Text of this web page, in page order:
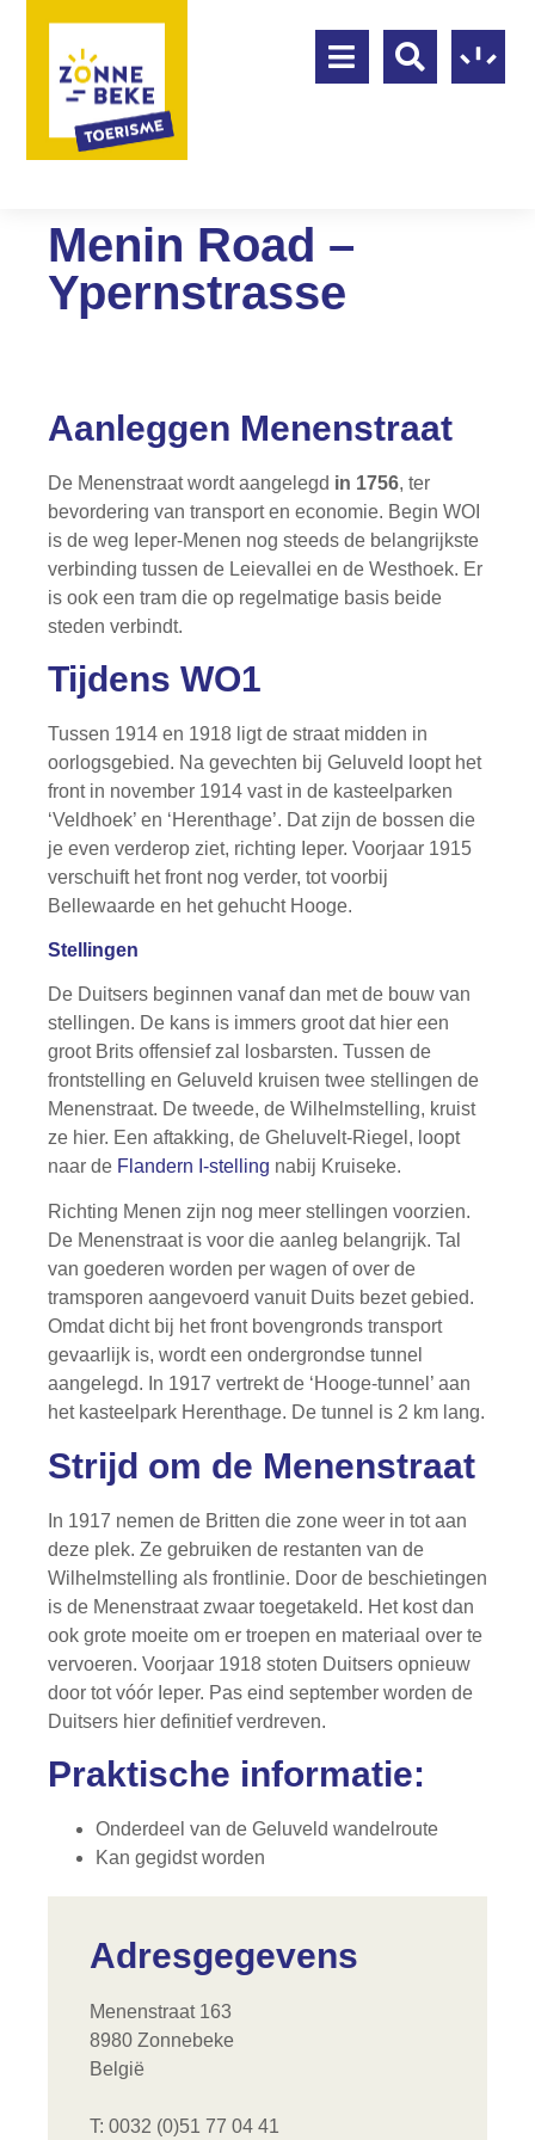
Menin Road –
Ypernstrasse
Aanleggen Menenstraat
De Menenstraat wordt aangelegd in 1756, ter
bevordering van transport en economie. Begin WOI
is de weg Ieper-Menen nog steeds de belangrijkste
verbinding tussen de Leievallei en de Westhoek. Er
is ook een tram die op regelmatige basis beide
steden verbindt.
Tijdens WO1
Tussen 1914 en 1918 ligt de straat midden in
oorlogsgebied. Na gevechten bij Geluveld loopt het
front in november 1914 vast in de kasteelparken
‘Veldhoek’ en ‘Herenthage’. Dat zijn de bossen die
je even verderop ziet, richting Ieper. Voorjaar 1915
verschuift het front nog verder, tot voorbij
Bellewaarde en het gehucht Hooge.
Stellingen
De Duitsers beginnen vanaf dan met de bouw van
stellingen. De kans is immers groot dat hier een
groot Brits offensief zal losbarsten. Tussen de
frontstelling en Geluveld kruisen twee stellingen de
Menenstraat. De tweede, de Wilhelmstelling, kruist
ze hier. Een aftakking, de Gheluvelt-Riegel, loopt
naar de Flandern I-stelling nabij Kruiseke.
Richting Menen zijn nog meer stellingen voorzien.
De Menenstraat is voor die aanleg belangrijk. Tal
van goederen worden per wagen of over de
tramsporen aangevoerd vanuit Duits bezet gebied.
Omdat dicht bij het front bovengronds transport
gevaarlijk is, wordt een ondergrondse tunnel
aangelegd. In 1917 vertrekt de ‘Hooge-tunnel’ aan
het kasteelpark Herenthage. De tunnel is 2 km lang.
Strijd om de Menenstraat
In 1917 nemen de Britten die zone weer in tot aan
deze plek. Ze gebruiken de restanten van de
Wilhelmstelling als frontlinie. Door de beschietingen
is de Menenstraat zwaar toegetakeld. Het kost dan
ook grote moeite om er troepen en materiaal over te
vervoeren. Voorjaar 1918 stoten Duitsers opnieuw
door tot vóór Ieper. Pas eind september worden de
Duitsers hier definitief verdreven.
Praktische informatie:
Onderdeel van de Geluveld wandelroute
Kan gegidst worden
Adresgegevens
Menenstraat 163
8980 Zonnebeke
België
T: 0032 (0)51 77 04 41